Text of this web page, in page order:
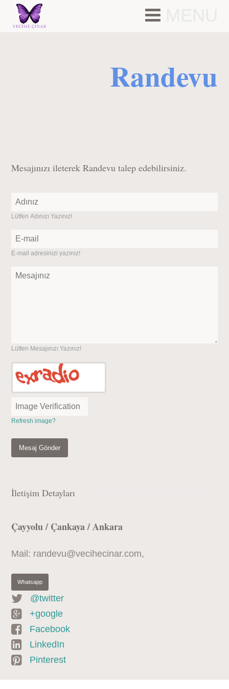
MENU
Randevu
Mesajınızı ileterek Randevu talep edebilirsiniz.
Lütfen Adınızı Yazınız!
E-mail adresinizi yazınız!
Lütfen Mesajınızı Yazınız!
Refresh image?
Mesaj Gönder
İletişim Detayları
Çayyolu / Çankaya / Ankara
Mail: randevu@vecihecinar.com,
Whatsapp
@twitter
+google
Facebook
LinkedIn
Pinterest